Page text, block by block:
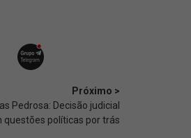
Próximo >
Pedrosa: Decisão judicial
questões políticas por trás